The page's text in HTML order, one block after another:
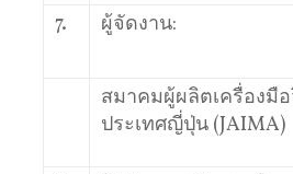
7. ผู้จัดงาน:
สมาคมผู้ผลิตเครื่องมื
ประเทศญี่ปุ่น (JAIMA)